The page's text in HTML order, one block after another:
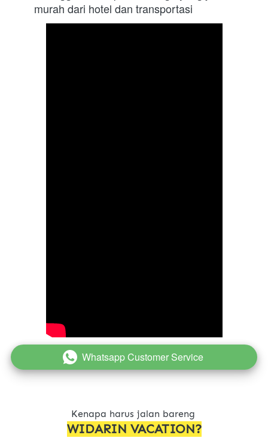
murah dari hotel dan transportasi
` Whatsapp Customer Service
Kenapa harus jalan bareng
WIDARIN VACATION?